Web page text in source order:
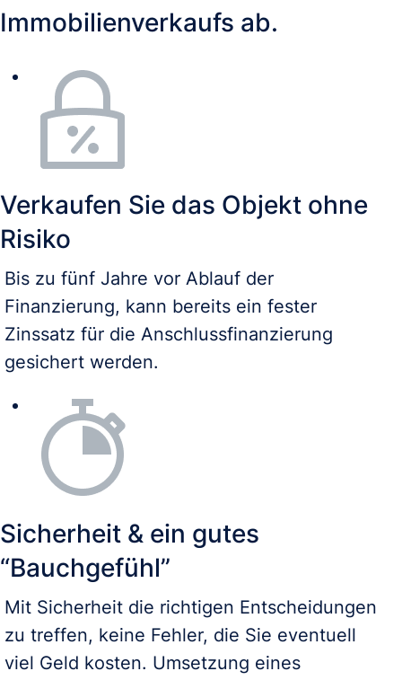
Immobilienverkaufs ab.
Verkaufen Sie das Objekt ohne
Risiko
Bis zu fünf Jahre vor Ablauf der
Finanzierung, kann bereits ein fester
Zinssatz für die Anschlussfinanzierung
gesichert werden.
Sicherheit & ein gutes
“Bauchgefühl”
Mit Sicherheit die richtigen Entscheidungen
zu treffen, keine Fehler, die Sie eventuell
viel Geld kosten. Umsetzung eines